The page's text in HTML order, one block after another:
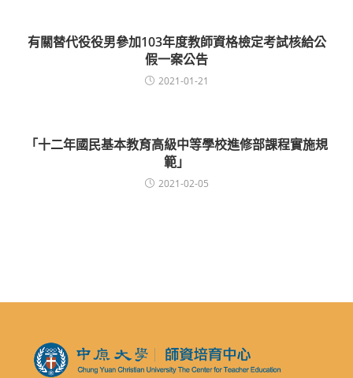
有關替代役役男參加103年度教師資格檢定考試核給公
假一案公告
2021-01-21
「十二年國民基本教育高級中等學校進修部課程實施規
範」
2021-02-05